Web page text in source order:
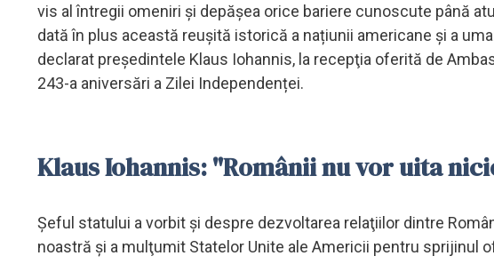
vis al întregii omeniri și depășea orice bariere cunoscute până
dată în plus această reușită istorică a națiunii americane și a
declarat preşedintele Klaus Iohannis, la recepţia oferită de
243-a aniversări a Zilei Independenței.
Klaus Iohannis: "Românii nu vor uita
Şeful statului a vorbit şi despre dezvoltarea relaţiilor dintre
noastră şi a mulţumit Statelor Unite ale Americii pentru sprijinul